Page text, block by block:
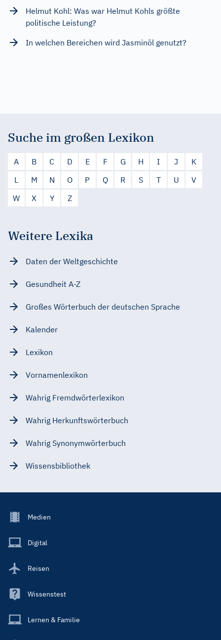
Helmut Kohl: Was war Helmut Kohls größte
politische Leistung?
In welchen Bereichen wird Jasminöl genutzt?
Suche im großen Lexikon
A B C D E F G H I J
K
L
M N O P Q R S T U
V
W
X Y Z
Weitere Lexika
Daten der Weltgeschichte
Gesundheit A-Z
Großes Wörterbuch der deutschen Sprache
Kalender
Lexikon
Vornamenlexikon
Wahrig Fremdwörterlexikon
Wahrig Herkunftswörterbuch
Wahrig Synonymwörterbuch
Wissensbibliothek
Footer
Main
Medien
Digital
Reisen
Wissenstest
Lernen & Familie